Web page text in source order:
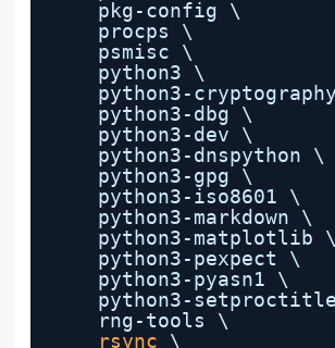
pkg-config \
procps \
psmisc \
python3 \
python3-
python3-dbg \
python3-dev \
python3-dnspython \
python3-gpg \
python3-iso8601 \
python3-markdown \
python3-matplotlib \
python3-pexpect \
python3-pyasn1 \
python3-
rng-tools \
rsync
\